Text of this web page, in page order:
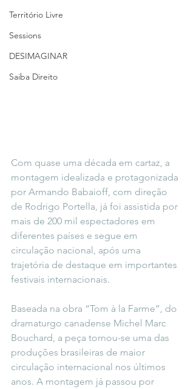
Território Livre
Sessions
DESIMAGINAR
Saiba Direito
Com quase uma década em cartaz, a
montagem idealizada e protagonizada
por Armando Babaioff, com direção
de Rodrigo Portella, já foi assistida por
mais de 200 mil espectadores em
diferentes países e segue em
circulação nacional, após uma
trajetória de destaque em importantes
festivais internacionais.
Baseada na obra “Tom à la Farme”, do
dramaturgo canadense Michel Marc
Bouchard, a peça tornou-se uma das
produções brasileiras de maior
circulação internacional nos últimos
anos. A montagem já passou por